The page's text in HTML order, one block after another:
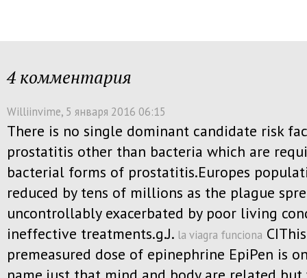
4 комментария
Williinvime, 5 января 2016 06:15
There is no single dominant candidate risk
prostatitis other than bacteria which are
bacterial forms of prostatitis.Europes
reduced by tens of millions as the plague
uncontrollably exacerbated by poor living
ineffective treatments.g.J. la viagra funciona
premeasured dose of epinephrine EpiPen is